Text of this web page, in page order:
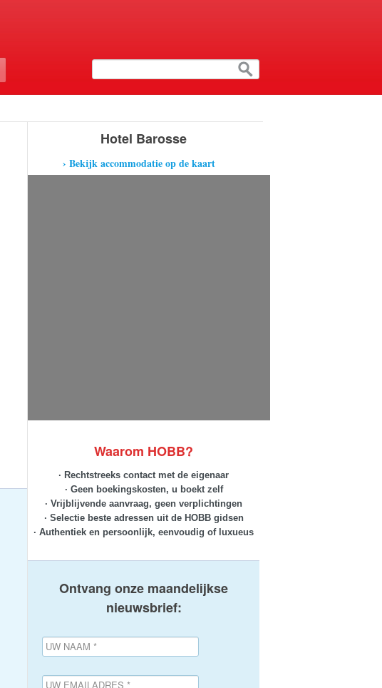
Hotel Barosse
› Bekijk accommodatie op de kaart
Waarom HOBB?
· Rechtstreeks contact met de eigenaar
· Geen boekingskosten, u boekt zelf
· Vrijblijvende aanvraag, geen verplichtingen
· Selectie beste adressen uit de HOBB gidsen
· Authentiek en persoonlijk, eenvoudig of luxueus
Ontvang onze maandelijkse
nieuwsbrief: